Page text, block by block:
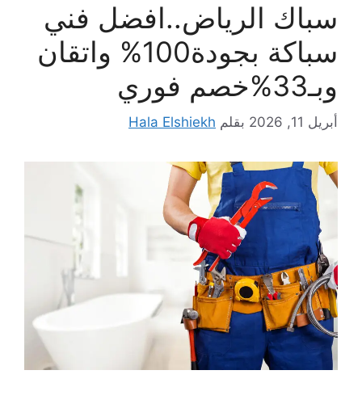
سباك الرياض..افضل فني
سباكة بجودة100% واتقان
وبـ33%خصم فوري
أبريل 11, 2026 بقلم Hala Elshiekh